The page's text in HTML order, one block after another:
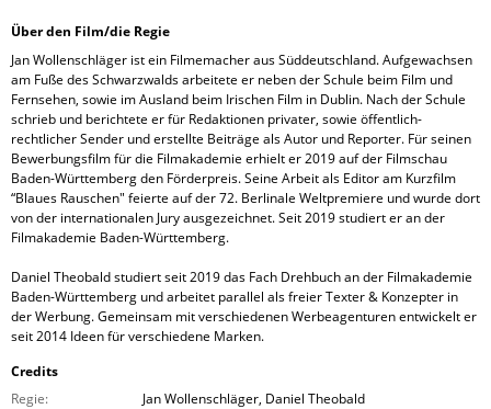
Über den Film/die Regie
Jan Wollenschläger ist ein Filmemacher aus Süddeutschland. Aufgewachsen
am Fuße des Schwarzwalds arbeitete er neben der Schule beim Film und
Fernsehen, sowie im Ausland beim Irischen Film in Dublin. Nach der Schule
schrieb und berichtete er für Redaktionen privater, sowie öffentlich-
rechtlicher Sender und erstellte Beiträge als Autor und Reporter. Für seinen
Bewerbungsfilm für die Filmakademie erhielt er 2019 auf der Filmschau
Baden-Württemberg den Förderpreis. Seine Arbeit als Editor am Kurzfilm
“Blaues Rauschen" feierte auf der 72. Berlinale Weltpremiere und wurde dort
von der internationalen Jury ausgezeichnet. Seit 2019 studiert er an der
Filmakademie Baden-Württemberg.
Daniel Theobald studiert seit 2019 das Fach Drehbuch an der Filmakademie
Baden-Württemberg und arbeitet parallel als freier Texter & Konzepter in
der Werbung. Gemeinsam mit verschiedenen Werbeagenturen entwickelt er
seit 2014 Ideen für verschiedene Marken.
Credits
Regie:
Jan Wollenschläger, Daniel Theobald